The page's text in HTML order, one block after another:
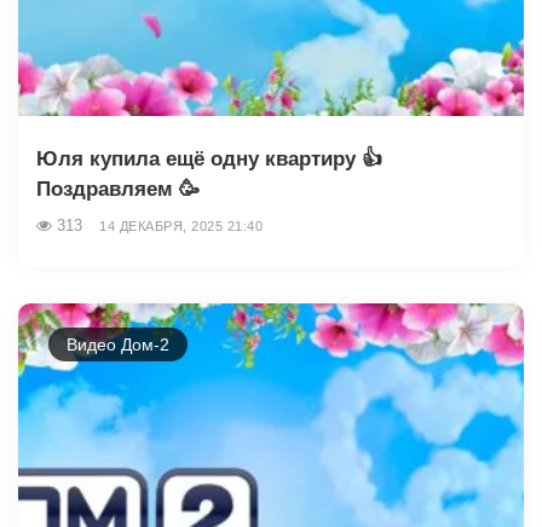
Юля купила ещё одну квартиру 👍
Поздравляем 🥳
313 14 ДЕКАБРЯ, 2025 21:40
Видео Дом-2